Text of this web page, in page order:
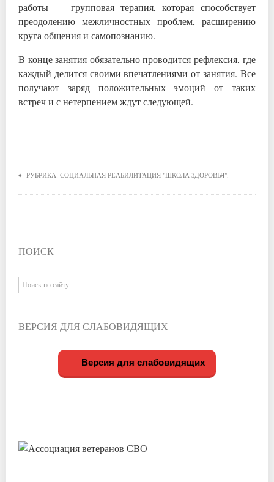
работы — групповая терапия, которая способствует
преодолению межличностных проблем, расширению
круга общения и самопознанию.
В конце занятия обязательно проводится рефлексия, где
каждый делится своими впечатлениями от занятия. Все
получают заряд положительных эмоций от таких
встреч и с нетерпением ждут следующей.
♦ РУБРИКА:СОЦИАЛЬНАЯ РЕАБИЛИТАЦИЯ "ШКОЛА ЗДОРОВЬЯ".
ПОИСК
ВЕРСИЯ ДЛЯ СЛАБОВИДЯЩИХ
Версия для слабовидящих